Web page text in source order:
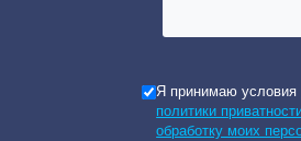
Я принимаю условия
политики
обработку моих